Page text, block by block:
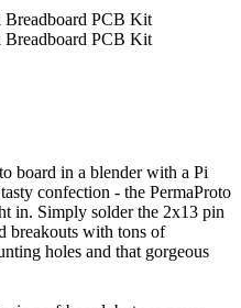
Breadboard PCB Kit
Breadboard PCB Kit
board in a blender with a Pi
confection - the PermaProto
in. Simply solder the 2x13 pin
breakouts with tons of
holes and that gorgeous